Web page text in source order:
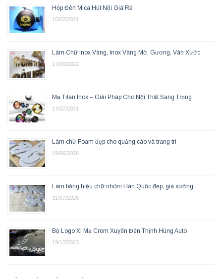
Hộp Đèn Mica Hút Nổi Giá Rẻ
15/07/2021
Làm Chữ Inox Vàng, Inox Vàng Mờ, Gương, Vân Xước
17/06/2022
Mạ Titan Inox – Giải Pháp Cho Nội Thất Sang Trọng
17/07/2021
Làm chữ Foam đẹp cho quảng cáo và trang trí
19/06/2026
Làm bảng hiệu chữ nhôm Hàn Quốc đẹp, giá xưởng
31/07/2026
Bộ Logo Xi Mạ Crom Xuyên Đèn Thịnh Hùng Auto
19/12/2023